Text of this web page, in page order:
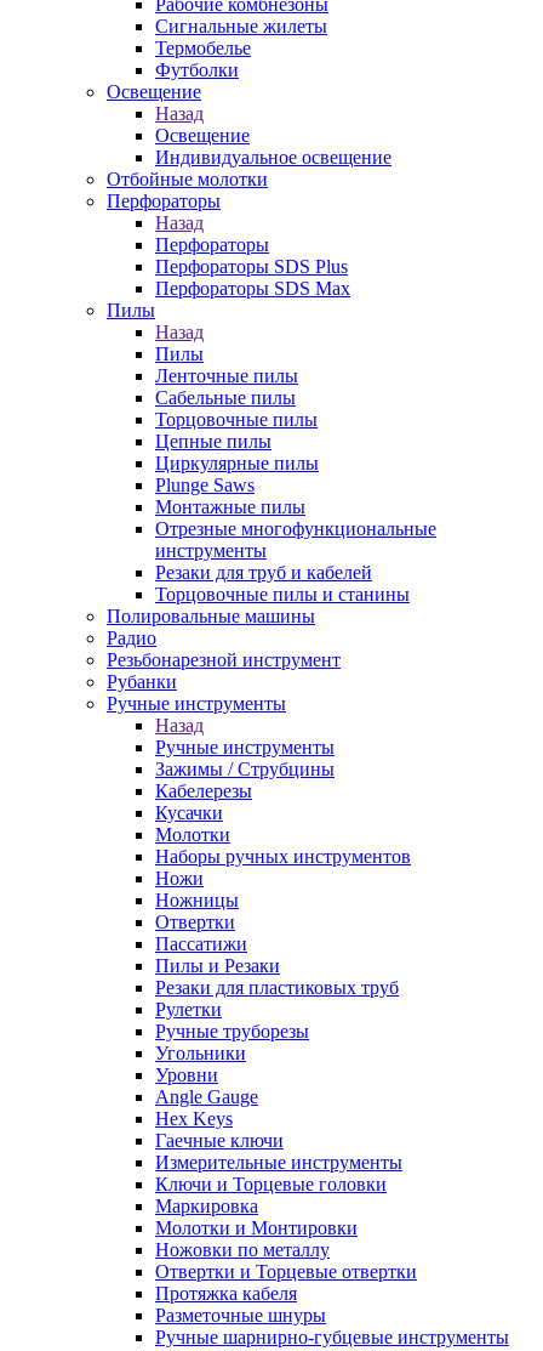
Рабочие комбнезоны
Сигнальные жилеты
Термобелье
Футболки
Освещение
Назад
Освещение
Индивидуальное освещение
Отбойные молотки
Перфораторы
Назад
Перфораторы
Перфораторы SDS Plus
Перфораторы SDS Max
Пилы
Назад
Пилы
Ленточные пилы
Сабельные пилы
Торцовочные пилы
Цепные пилы
Циркулярные пилы
Plunge Saws
Монтажные пилы
Отрезные многофункциональные
инструменты
Резаки для труб и кабелей
Торцовочные пилы и станины
Полировальные машины
Радио
Резьбонарезной инструмент
Рубанки
Ручные инструменты
Назад
Ручные инструменты
Зажимы / Струбцины
Кабелерезы
Кусачки
Молотки
Наборы ручных инструментов
Ножи
Ножницы
Отвертки
Пассатижи
Пилы и Резаки
Резаки для пластиковых труб
Рулетки
Ручные труборезы
Угольники
Уровни
Angle Gauge
Hex Keys
Гаечные ключи
Измерительные инструменты
Ключи и Торцевые головки
Маркировка
Молотки и Монтировки
Ножовки по металлу
Отвертки и Торцевые отвертки
Протяжка кабеля
Разметочные шнуры
Ручные шарнирно-губцевые инструменты